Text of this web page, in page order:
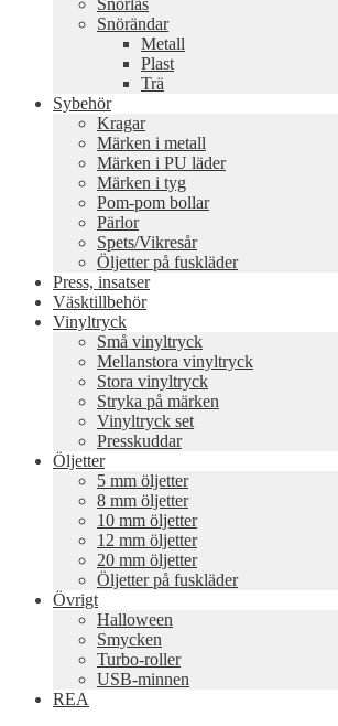
Snörlås
Snörändar
Metall
Plast
Trä
Sybehör
Kragar
Märken i metall
Märken i PU läder
Märken i tyg
Pom-pom bollar
Pärlor
Spets/Vikresår
Öljetter på fuskläder
Press, insatser
Väsktillbehör
Vinyltryck
Små vinyltryck
Mellanstora vinyltryck
Stora vinyltryck
Stryka på märken
Vinyltryck set
Presskuddar
Öljetter
5 mm öljetter
8 mm öljetter
10 mm öljetter
12 mm öljetter
20 mm öljetter
Öljetter på fuskläder
Övrigt
Halloween
Smycken
Turbo-roller
USB-minnen
REA